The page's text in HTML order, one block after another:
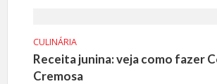
CULINÁRIA
Receita junina: veja como fazer
Cremosa